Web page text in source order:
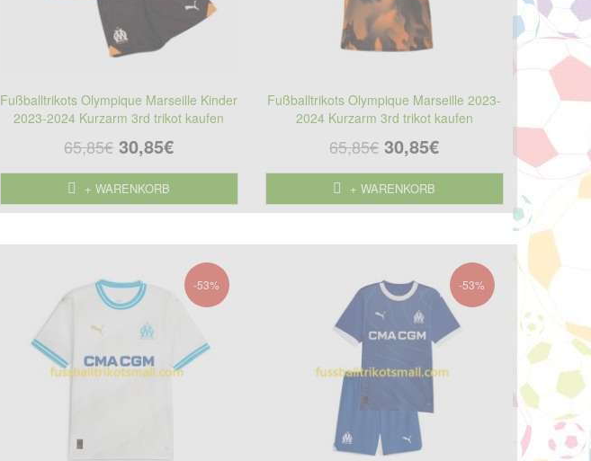
Fußballtrikots Olympique Marseille Kinder
2023-2024 Kurzarm 3rd trikot kaufen
65,85€ 30,85€
+ WARENKORB
Fußballtrikots Olympique Marseille 2023-
2024 Kurzarm 3rd trikot kaufen
65,85€ 30,85€
+ WARENKORB
-53% -53%